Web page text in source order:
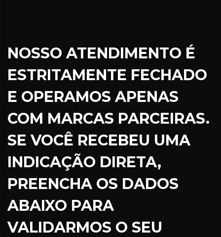
NOSSO ATENDIMENTO É
ESTRITAMENTE FECHADO
E OPERAMOS APENAS
COM MARCAS PARCEIRAS.
SE VOCÊ RECEBEU UMA
INDICAÇÃO DIRETA,
PREENCHA OS DADOS
ABAIXO PARA
VALIDARMOS O SEU